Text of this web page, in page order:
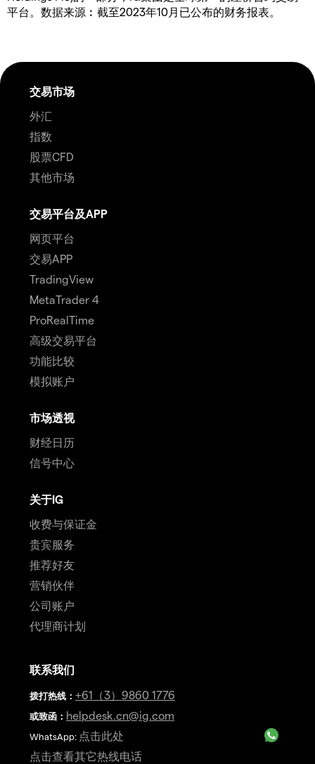
平台。数据来源︰截至2023年10月已公布的财务报表。
交易市场
外汇
指数
股票CFD
其他市场
交易平台及APP
网页平台
交易APP
TradingView
MetaTrader 4
ProRealTime
高级交易平台
功能比较
模拟账户
市场透视
财经日历
信号中心
关于IG
收费与保证金
贵宾服务
推荐好友
营销伙伴
公司账户
代理商计划
联系我们
拨打热线 ： +61（3）9860 1776
或致函： helpdesk.cn@ig.com
WhatsApp: 点击此处
点击查看其它热线电话